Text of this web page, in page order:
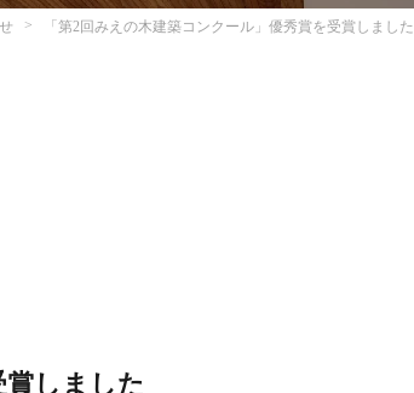
「第2回みえの木建築コンクール」優秀賞を受賞しました
賞しました